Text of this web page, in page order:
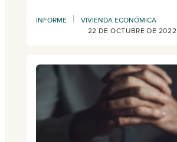
INFORME |
VIVIENDA ECONÓMICA
22 DE OCTUBRE DE 2022